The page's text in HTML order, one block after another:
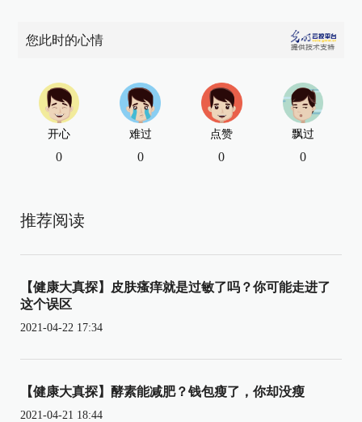
您此时的心情
开心
0
难过
0
点赞
0
飘过
0
推荐阅读
【健康大真探】皮肤瘙痒就是过敏了吗？你可能走进了
这个误区
2021-04-22 17:34
【健康大真探】酵素能减肥？钱包瘦了，你却没瘦
2021-04-21 18:44